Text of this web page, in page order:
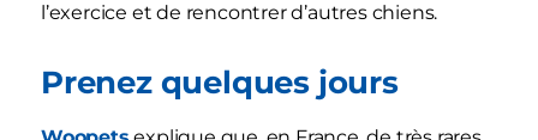
l’exercice et de rencontrer d’autres chiens.
Prenez quelques jours